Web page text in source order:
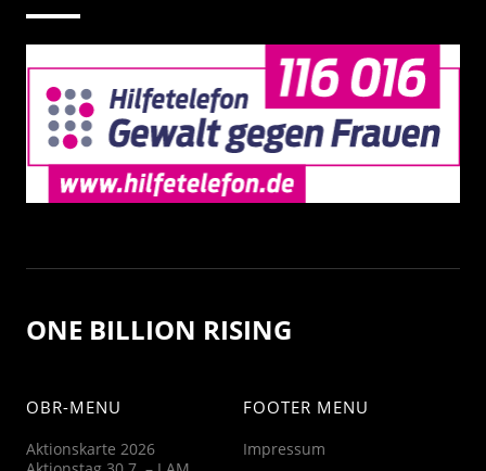
ONE BILLION RISING
OBR-MENU
Aktionskarte 2026
FOOTER MENU
Impressum